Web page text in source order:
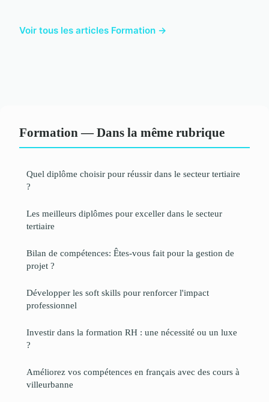
Voir tous les articles Formation →
Formation — Dans la même rubrique
Quel diplôme choisir pour réussir dans le secteur tertiaire
?
Les meilleurs diplômes pour exceller dans le secteur
tertiaire
Bilan de compétences: Êtes-vous fait pour la gestion de
projet ?
Développer les soft skills pour renforcer l'impact
professionnel
Investir dans la formation RH : une nécessité ou un luxe
?
Améliorez vos compétences en français avec des cours à
villeurbanne